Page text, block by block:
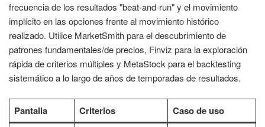
frecuencia de los resultados "beat-and-run" y el movimiento
implícito en las opciones frente al movimiento histórico
realizado. Utilice MarketSmith para el descubrimiento de
patrones fundamentales/de precios, Finviz para la exploración
rápida de criterios múltiples y MetaStock para el backtesting
sistemático a lo largo de años de temporadas de resultados.
Pantalla Criterios Caso de uso